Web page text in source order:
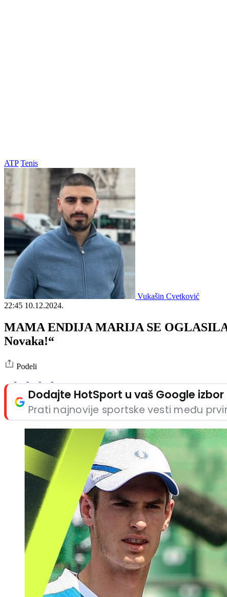
ATP Tenis
Vukašin Cvetković
22:45 10.12.2024.
MAMA ENDIJA MARIJA SE
Novaka!“
Podeli
Dodajte HotSport u vaš Google izbor
Prati najnovije sportske vesti među